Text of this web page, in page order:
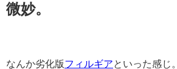
微妙。
なんか劣化版フィルギア といった感じ。